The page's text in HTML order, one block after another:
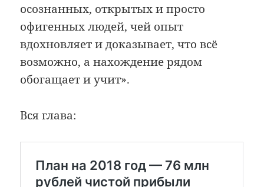
осознанных, открытых и просто
офигенных людей, чей опыт
вдохновляет и доказывает, что всё
возможно, а нахождение рядом
обогащает и учит».
Вся глава: